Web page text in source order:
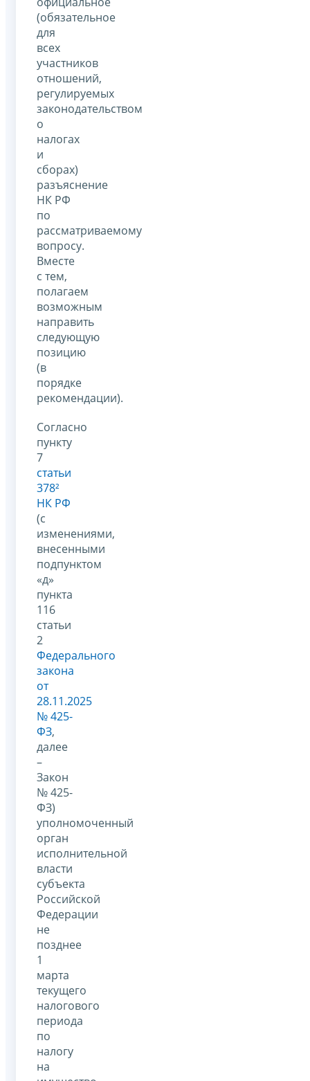
(обязательное
для
всех
участников
отношений,
регулируемых
законодательством
о
налогах
и
сборах)
разъяснение
НК РФ
по
рассматриваемому
вопросу.
Вместе
с тем,
полагаем
возможным
направить
следующую
позицию
(в
порядке
рекомендации).
Согласно
пункту
7
статьи
378²
НК РФ
(с
изменениями,
внесенными
подпунктом
«д»
пункта
116
статьи
2
Федерального
закона
от
28.11.2025
№ 425-
ФЗ,
далее
–
Закон
№ 425-
ФЗ)
уполномоченный
орган
исполнительной
власти
субъекта
Российской
Федерации
не
позднее
1
марта
текущего
налогового
периода
по
налогу
на